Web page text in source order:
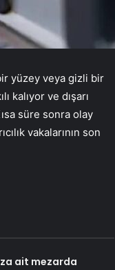
yüzey veya gizli bir
kalıyor ve dışarı
süre sonra olay
vakalarının son
ait mezarda